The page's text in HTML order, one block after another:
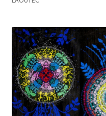
Affiches
Blotter art
A Propos